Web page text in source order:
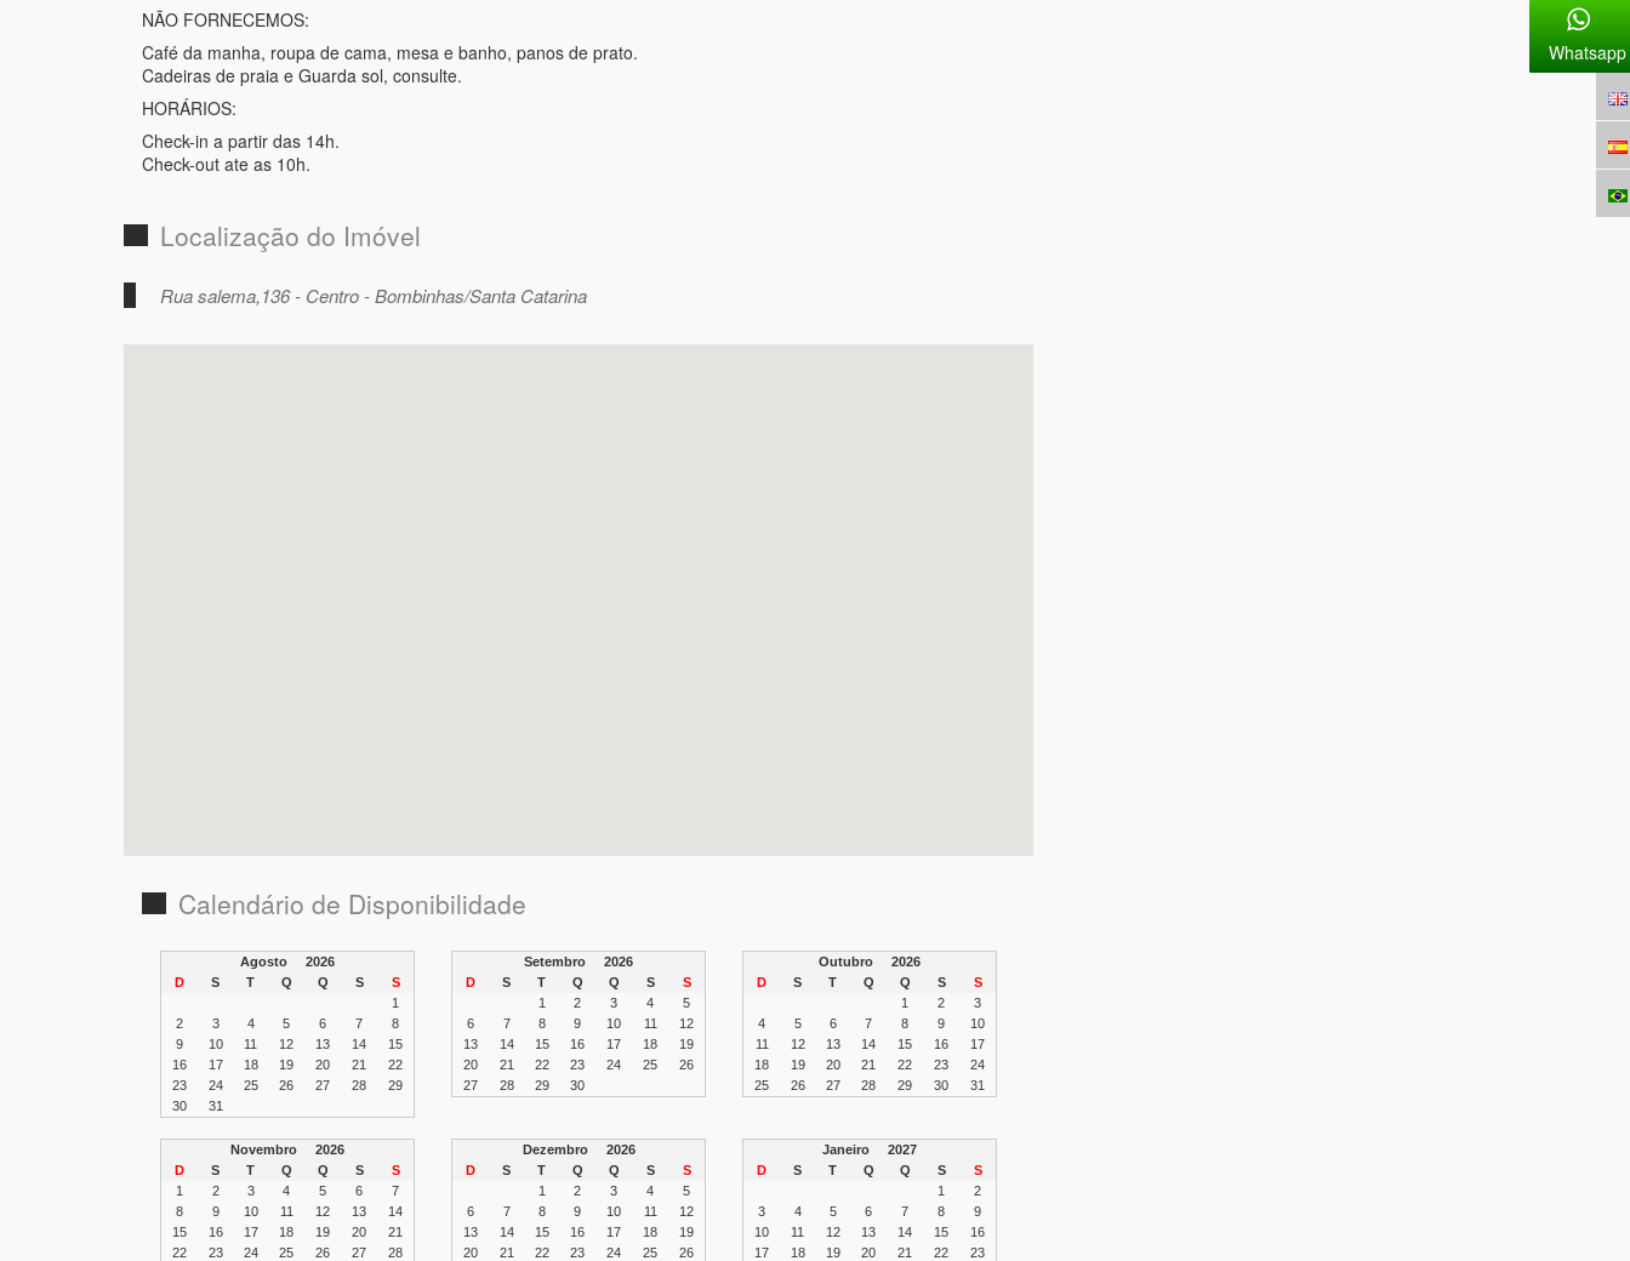
Whatsapp
NÃO FORNECEMOS:
Café da manha, roupa de cama, mesa e banho, panos de prato.
Cadeiras de praia e Guarda sol, consulte.
HORÁRIOS:
Check-in a partir das 14h.
Check-out ate as 10h.
Localização do Imóvel
Rua salema,136 - Centro - Bombinhas/Santa Catarina
Calendário de Disponibilidade
Agosto 2026
D
S T Q Q S
S
1
2
3 4 5 6 7
8
9
10 11 12 13 14
15
16
17 18 19 20 21
22
23
24 25 26 27 28
29
30
31
Setembro 2026
D
S T Q Q S
S
1
2 3 4
5
6
7 8 9 10 11
12
13
14 15 16 17 18
19
20
21 22 23 24 25
26
27
28 29 30
Outubro 2026
D
S T Q Q S
S
1
2
3
4
5 6 7 8 9
10
11
12 13 14 15 16
17
18
19 20 21 22 23
24
25
26 27 28 29 30 31
Novembro 2026
D
S T Q Q S
S
1
2 3 4 5 6
7
8
9 10 11 12 13
14
15
16 17 18 19 20
21
22
23 24 25 26 27
28
Dezembro 2026
D
S T Q Q S
S
1
2 3 4
5
6
7 8 9 10 11
12
13
14 15 16 17 18
19
20
21 22 23 24 25
26
Janeiro 2027
D
S T Q Q S
S
1
2
3
4 5 6 7 8
9
10
11 12 13 14 15
16
17
18 19 20 21 22
23